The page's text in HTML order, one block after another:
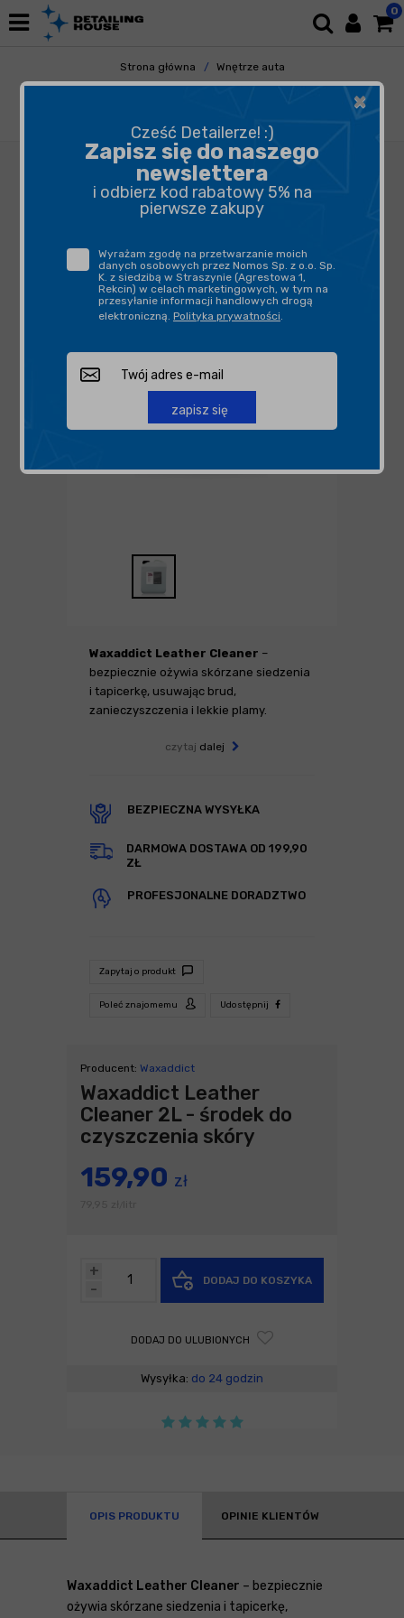
0
Strona główna
Wnętrze auta
Tapicerka Skórzana
Czyszczenie Skóry
Waxaddict Leather Cleaner –
bezpiecznie ożywia skórzane siedzenia
i tapicerkę, usuwając brud,
zanieczyszczenia i lekkie plamy.
czytaj dalej
BEZPIECZNA WYSYŁKA
DARMOWA DOSTAWA OD 199,90
ZŁ
PROFESJONALNE DORADZTWO
Zapytaj o produkt
Poleć znajomemu Udostępnij
Producent: Waxaddict
Waxaddict Leather
Cleaner 2L - środek do
czyszczenia skóry
159,90 zł
-
+
DODAJ DO KOSZYKA
DODAJ DO ULUBIONYCH
Wysyłka: do 24 godzin
OPIS PRODUKTU OPINIE KLIENTÓW
Waxaddict Leather Cleaner – bezpiecznie
ożywia skórzane siedzenia i tapicerkę,
×
Cześć Detailerze! :)
Zapisz się do naszego
newslettera
i odbierz kod rabatowy 5% na
pierwsze zakupy
Wyrażam zgodę na przetwarzanie moich
danych osobowych przez Nomos Sp. z o.o. Sp.
K. z siedzibą w Straszynie (Agrestowa 1,
Rekcin) w celach marketingowych, w tym na
przesyłanie informacji handlowych drogą
elektroniczną. Polityka prywatności.
zapisz się